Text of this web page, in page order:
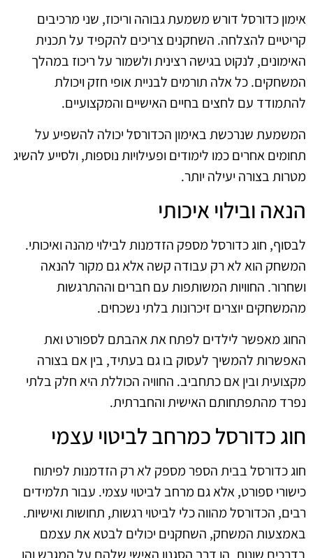
אימון כדורסל דורש משמעת גבוהה וריכוז, שני מרכיבים
קריטיים להצלחה. השחקנים צריכים להקפיד על תכנית
האימונים, לנקוט בגישה רצינית ולשמור על ריכוז במהלך
המשחקים. כל אלה תורמים לבניית אופי חזק ויכולת
להתמודד עם לחצים בחיים האישיים והמקצועיים.
המשמעת שנרכשת באימון הכדורסל יכולה להשפיע על
תחומים אחרים כמו לימודים ופעילויות נוספות, ולסייע להשיג
מטרות בצורה יעילה יותר.
הנאה ובילוי איכותי
לבסוף, חוג כדורסל מספק הזדמנות לבילוי מהנה ואיכותי.
המשחק הוא לא רק עבודה קשה אלא גם מקור להנאה
ושחרור. החוויות המשותפות עם חברים וההתרגשות
מהמשחקים יוצרים זיכרונות בלתי נשכחים.
החוג מאפשר לילדים לפתח את אהבתם לספורט ואת
האפשרות להמשיך לעסוק בו גם בעתיד, בין אם בצורה
מקצועית ובין אם כתחביב. החוויה הכוללת היא חלק בלתי
נפרד מהתפתחותם האישית והחברתית.
חוג כדורסל כמרחב לביטוי עצמי
חוג כדורסל בבית הספר מספק לא רק הזדמנות לפיתוח
כישורי ספורט, אלא גם מרחב לביטוי עצמי. עבור תלמידים
רבים, הכדורסל מהווה כלי לביטוי רגשות, תחושות ואישיות.
באמצעות המשחק, השחקנים יכולים לבטא את עצמם